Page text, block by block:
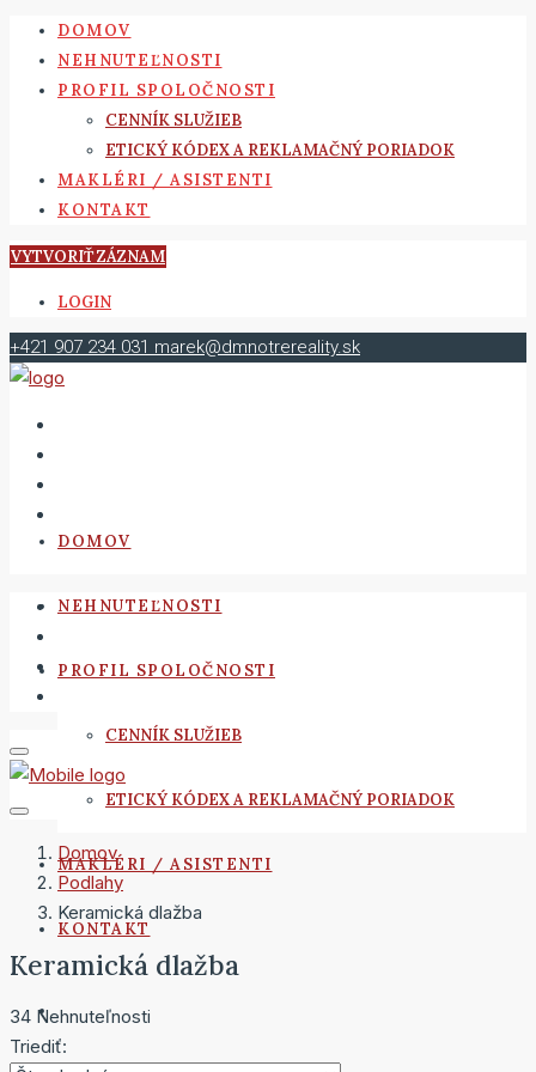
DOMOV
NEHNUTEĽNOSTI
PROFIL SPOLOČNOSTI
CENNÍK SLUŽIEB
ETICKÝ KÓDEX A REKLAMAČNÝ PORIADOK
MAKLÉRI / ASISTENTI
KONTAKT
VYTVORIŤ ZÁZNAM
LOGIN
+421 907 234 031 marek@dmnotrereality.sk
DOMOV
NEHNUTEĽNOSTI
PROFIL SPOLOČNOSTI
CENNÍK SLUŽIEB
ETICKÝ KÓDEX A REKLAMAČNÝ PORIADOK
MAKLÉRI / ASISTENTI
KONTAKT
Domov
Podlahy
Keramická dlažba
Keramická dlažba
34 Nehnuteľnosti
Triediť: